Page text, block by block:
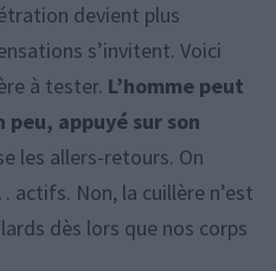
devient plus
s’invitent. Voici
à tester. L’homme peut
appuyé sur son
les allers-retours. On
Non, la cuillère n’est
dès lors que nos corps